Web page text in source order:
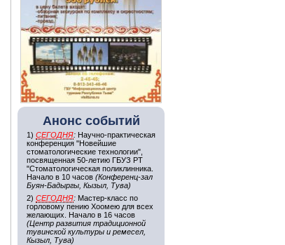
Анонс событий
1) СЕГОДНЯ: Научно-практическая
конференция "Новейшие
стоматологические технологии",
посвященная 50-летию ГБУЗ РТ
"Стоматологическая поликлинника.
Начало в 10 часов (Конференц-зал
Буян-Бадыргы, Кызыл, Тува)
2) СЕГОДНЯ: Мастер-класс по
горловому пению Хоомею для всех
желающих. Начало в 16 часов
(Центр развития традиционной
тувинской культуры и ремесел,
Кызыл, Тува)